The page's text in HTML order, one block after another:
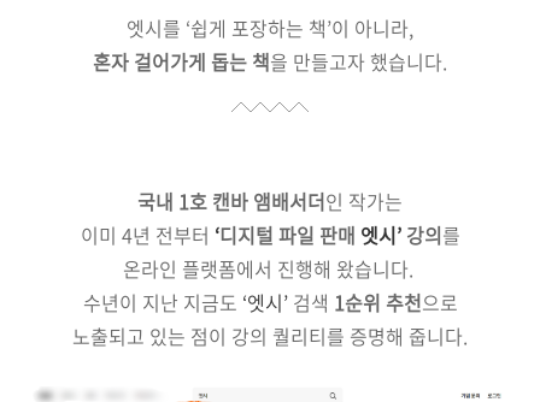
엣시를 ‘쉽게 포장하는 책’이 아니라,
혼자 걸어가게 돕는 책을 만들고자 했습니다.
국내 1호 캔바 앰배서더인 작가는
이미 4년 전부터 ‘디지털 파일 판매 엣시’강의를
온라인 플랫폼에서 진행해 왔습니다.
수년이 지난 지금도 ‘엣시’ 검색 1순위 추천으로
노출되고 있는 점이 강의 퀄리티를 증명해 줍니다.